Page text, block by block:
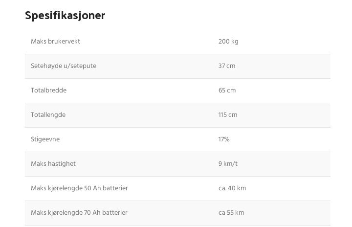
Spesifikasjoner
Maks brukervekt 200 kg
Setehøyde u/setepute 37 cm
Totalbredde 65 cm
Totallengde 115 cm
Stigeevne 17%
Maks hastighet 9 km/t
Maks kjørelengde 50 Ah batterier ca. 40 km
Maks kjørelengde 70 Ah batterier ca 55 km